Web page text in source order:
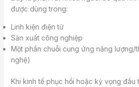
được dùng trong:
Linh kiện điện tử
Sản xuất công nghiệp
Một phần chuỗi cung ứng năng lượng/
nghệ)
Khi kinh tế phục hồi hoặc kỳ vọng